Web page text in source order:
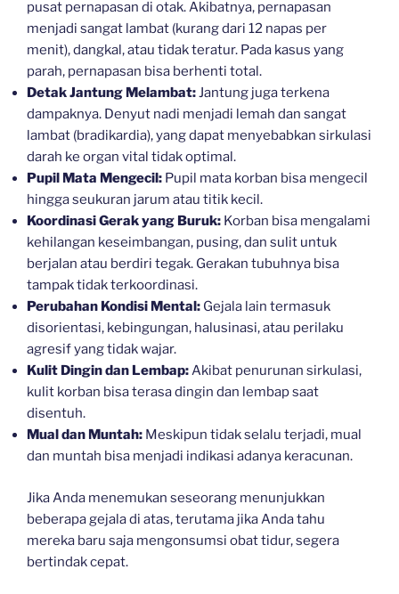
pusat pernapasan di otak. Akibatnya, pernapasan
menjadi sangat lambat (kurang dari 12 napas per
menit), dangkal, atau tidak teratur. Pada kasus yang
parah, pernapasan bisa berhenti total.
Detak Jantung Melambat:Jantung juga terkena
dampaknya. Denyut nadi menjadi lemah dan sangat
lambat (bradikardia), yang dapat menyebabkan sirkulasi
darah ke organ vital tidak optimal.
Pupil Mata Mengecil: Pupil mata korban bisa mengecil
hingga seukuran jarum atau titik kecil.
Koordinasi Gerak yang Buruk: Korban bisa mengalami
kehilangan keseimbangan, pusing, dan sulit untuk
berjalan atau berdiri tegak. Gerakan tubuhnya bisa
tampak tidak terkoordinasi.
Perubahan Kondisi Mental: Gejala lain termasuk
disorientasi, kebingungan, halusinasi, atau perilaku
agresif yang tidak wajar.
Kulit Dingin dan Lembap:Akibat penurunan sirkulasi,
kulit korban bisa terasa dingin dan lembap saat
disentuh.
Mual dan Muntah: Meskipun tidak selalu terjadi, mual
dan muntah bisa menjadi indikasi adanya keracunan.
Jika Anda menemukan seseorang menunjukkan
beberapa gejala di atas, terutama jika Anda tahu
mereka baru saja mengonsumsi obat tidur, segera
bertindak cepat.